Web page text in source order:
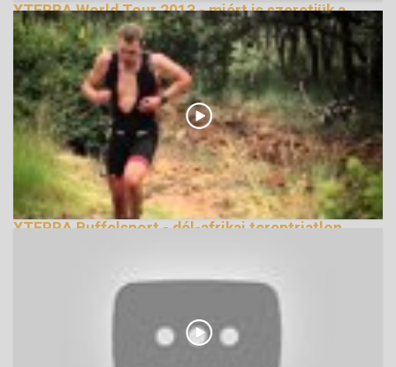
XTERRA World Tour 2013 - miért is szeretjük a
tereptriatlont
155454 Nézetek
XTERRA Buffelsport - dél-afrikai tereptriatlon